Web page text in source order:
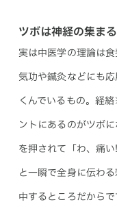
ツボは神経の集ま
実は中医学の理論は
気功や鍼灸などにも
くんでいるもの。経
ントにあるのがツボ
を押されて「わ、痛
と一瞬で全身に伝わ
中するところだから